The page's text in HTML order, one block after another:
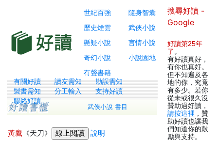
世紀百強
隨身智囊
歷史煙雲
武俠小說
懸疑小說
言情小說
奇幻小說
小說園地
有聲書籍
有關好讀 讀友需知
勘誤需知
製書需知
分工輸入
支持好讀
聯絡好讀
武俠小說 書目
黃鷹 《天刀》 說明
搜尋好讀 -
Google
好讀第25年
了 。
有好讀真好，
有你也真好。
但不知遍及各
地的你，究竟
有多少。若你
從未或很久沒
贊助過好讀，
請按這裡 ，贊
助好讀也讓我
們知道你的鼓
勵與支持。